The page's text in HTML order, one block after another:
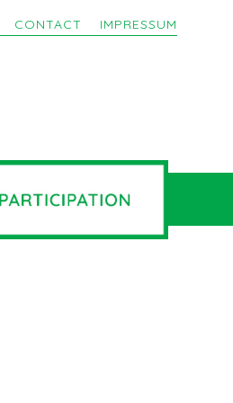
CONTACT IMPRESSUM